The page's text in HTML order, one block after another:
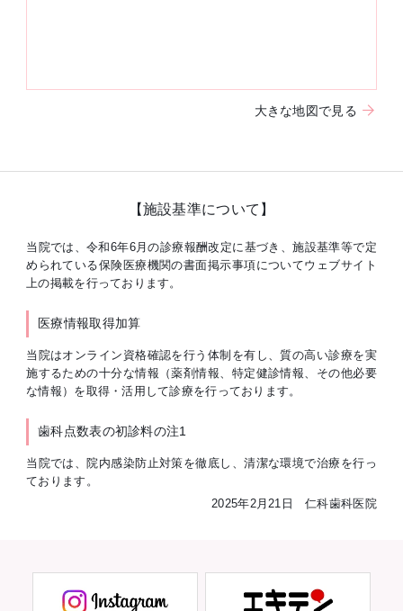
大きな地図で見る
【施設基準について】
当院では、令和6年6月の診療報酬改定に基づき、施設基準等で定
められている保険医療機関の書面掲示事項についてウェブサイト
上の掲載を行っております。
医療情報取得加算
当院はオンライン資格確認を行う体制を有し、質の高い診療を実
施するための十分な情報（薬剤情報、特定健診情報、その他必要
な情報）を取得・活用して診療を行っております。
歯科点数表の初診料の注1
当院では、院内感染防止対策を徹底し、清潔な環境で治療を行っ
ております。
2025年2月21日 仁科歯科医院